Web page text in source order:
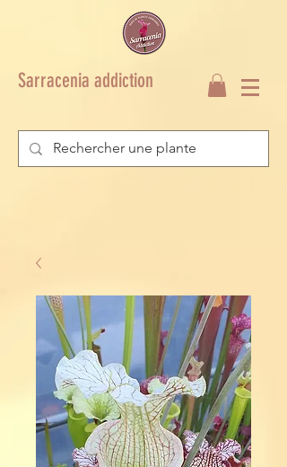
Sarracenia addiction